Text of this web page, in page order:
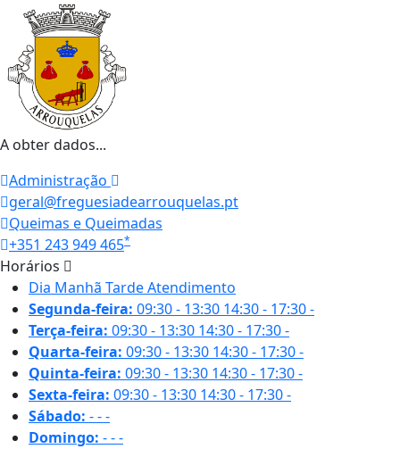
A obter dados...
Administração
geral@freguesiadearrouquelas.pt
Queimas e Queimadas
+351 243 949 465*
Horários
Dia Manhã TardeAtendimento
Segunda-feira: 09:30 - 13:30 14:30 - 17:30-
Terça-feira: 09:30 - 13:30 14:30 - 17:30-
Quarta-feira: 09:30 - 13:30 14:30 - 17:30-
Quinta-feira: 09:30 - 13:30 14:30 - 17:30-
Sexta-feira: 09:30 - 13:30 14:30 - 17:30-
Sábado: ---
Domingo: ---